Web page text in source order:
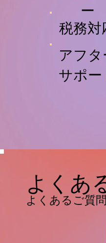
ー
税務対
アフタ
サポー
よくあ
よくあるご質